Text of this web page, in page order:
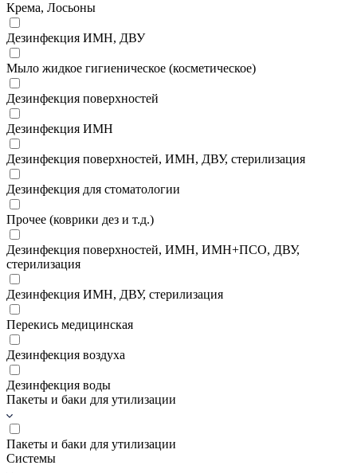
Крема, Лосьоны
Дезинфекция ИМН, ДВУ
Мыло жидкое гигиеническое (косметическое)
Дезинфекция поверхностей
Дезинфекция ИМН
Дезинфекция поверхностей, ИМН, ДВУ, стерилизация
Дезинфекция для стоматологии
Прочее (коврики дез и т.д.)
Дезинфекция поверхностей, ИМН, ИМН+ПСО, ДВУ,
стерилизация
Дезинфекция ИМН, ДВУ, стерилизация
Перекись медицинская
Дезинфекция воздуха
Дезинфекция воды
Пакеты и баки для утилизации
Пакеты и баки для утилизации
Системы